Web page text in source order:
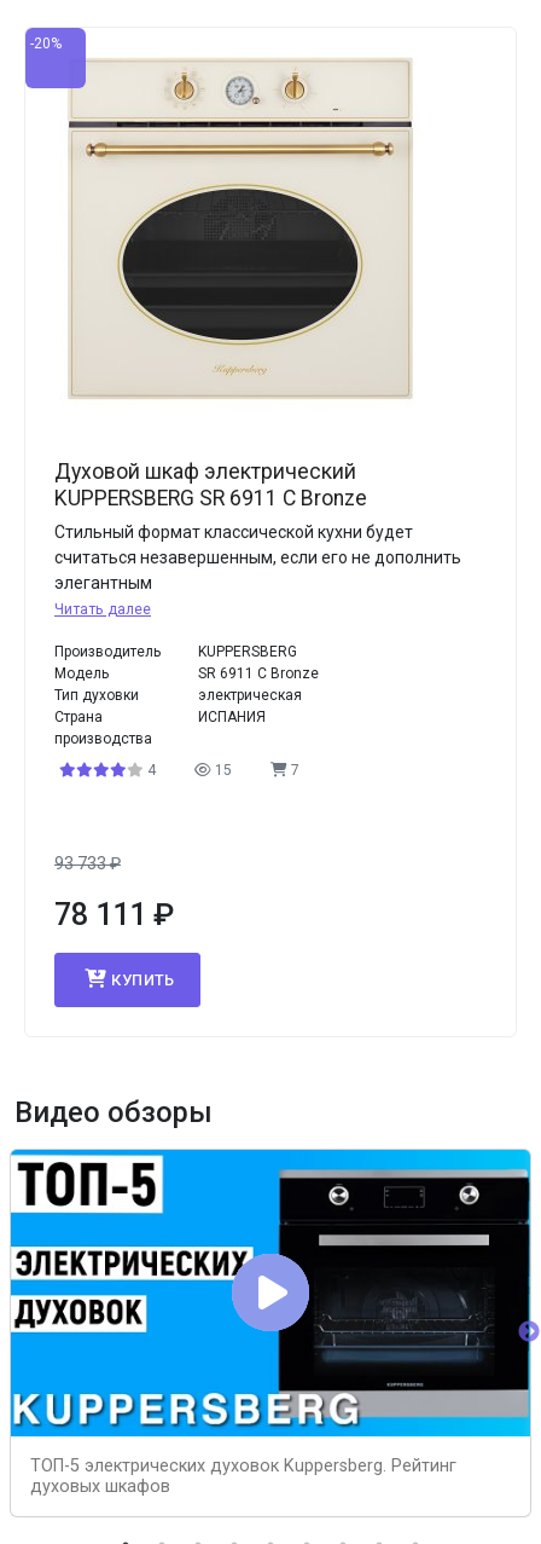
-20%
Духовой шкаф электрический
KUPPERSBERG SR 6911 C Bronze
Стильный формат классической кухни будет
считаться незавершенным, если его не дополнить
элегантным
Читать далее
Производитель
KUPPERSBERG
Модель
SR 6911 C Bronze
Тип духовки
электрическая
Страна
производства
ИСПАНИЯ
4 15 7
93 733₽
78 111 ₽
КУПИТЬ
Видео обзоры
ТОП-5 электрических духовок Kuppersberg. Рейтинг
духовых шкафов